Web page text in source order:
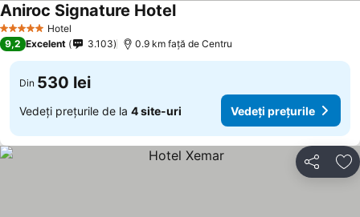
5 Stele Hotel
Aniroc Signature HotelVedeți prețurile
9,2 Excelent 3.103 0.9 km faţă de Centru
Din 530 lei
Vedeți prețurile de la 4 site-uri Vedeți prețurile
Distribuiți